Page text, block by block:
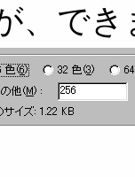
、でき